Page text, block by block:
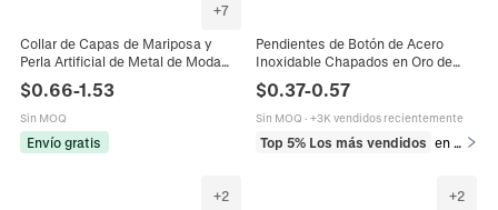
+7
Collar de Capas de Mariposa y
Perla Artificial de Metal de Moda
para Mujer Joyería Multicapa
Elegante Tonos Oro Plata Regalo
$0.66-1.53
Sin MOQ
Envío gratis
Pendientes de Botón de Acero
Inoxidable Chapados en Oro de
18K para Mujer Minimalistas Perla
Artificial Strass Bola de Metal
Conjunto de Joyería Regalo
$0.37-0.57
Sin MOQ · +3K vendidos recientemente
Top 5% Los más vendidos en Pendientes
+2 +2